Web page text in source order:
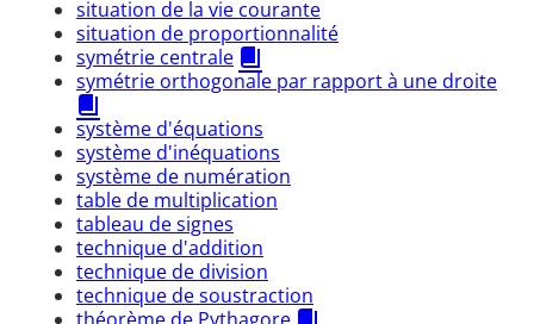
situation de la vie courante
situation de proportionnalité
symétrie centrale
symétrie orthogonale par rapport à une droite
système d'équations
système d'inéquations
système de numération
table de multiplication
tableau de signes
technique d'addition
technique de division
technique de soustraction